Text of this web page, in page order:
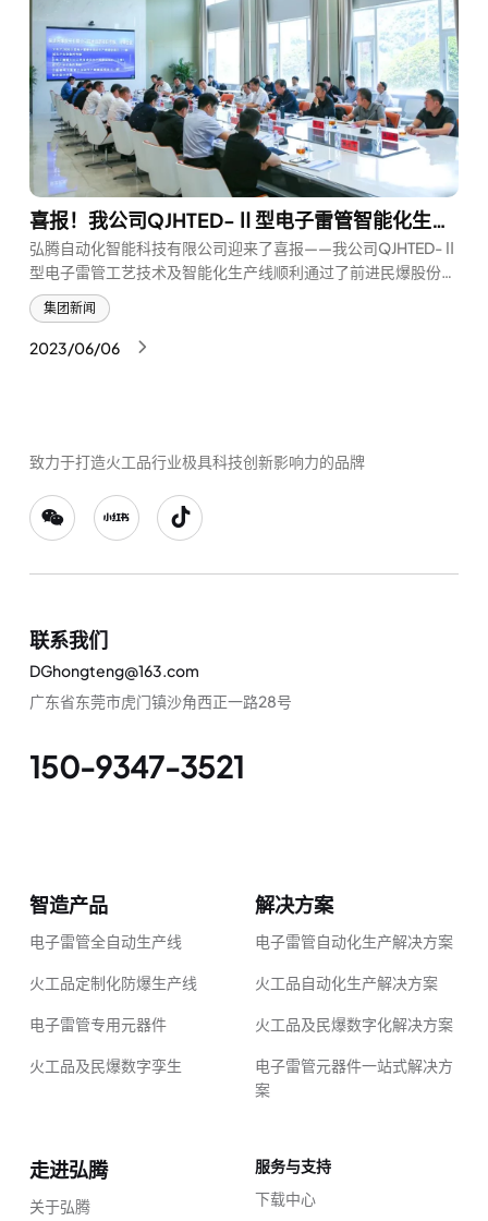
喜报！我公司QJHTED-Ⅱ型电子雷管智能化生产线通过民爆行业专家评审考核
弘腾自动化智能科技有限公司迎来了喜报——我公司QJHTED-Ⅱ
型电子雷管工艺技术及智能化生产线顺利通过了前进民爆股份有
限公司委托的专家考核组的评审和考核。
集团新闻
2023/06/06
致力于打造火工品行业极具科技创新影响力的品牌
联系我们
DGhongteng@163.com
广东省东莞市虎门镇沙角西正一路28号
150-9347-3521
智造产品
电子雷管全自动生产线
火工品定制化防爆生产线
电子雷管专用元器件
火工品及民爆数字孪生
解决方案
电子雷管自动化生产解决方案
火工品自动化生产解决方案
火工品及民爆数字化解决方案
电子雷管元器件一站式解决方
案
走进弘腾
关于弘腾
服务与支持
下载中心